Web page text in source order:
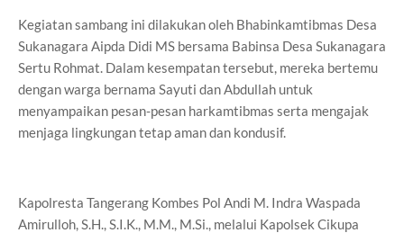
Kegiatan sambang ini dilakukan oleh Bhabinkamtibmas Desa
Sukanagara Aipda Didi MS bersama Babinsa Desa Sukanagara
Sertu Rohmat. Dalam kesempatan tersebut, mereka bertemu
dengan warga bernama Sayuti dan Abdullah untuk
menyampaikan pesan-pesan harkamtibmas serta mengajak
menjaga lingkungan tetap aman dan kondusif.
Kapolresta Tangerang Kombes Pol Andi M. Indra Waspada
Amirulloh, S.H., S.I.K., M.M., M.Si., melalui Kapolsek Cikupa